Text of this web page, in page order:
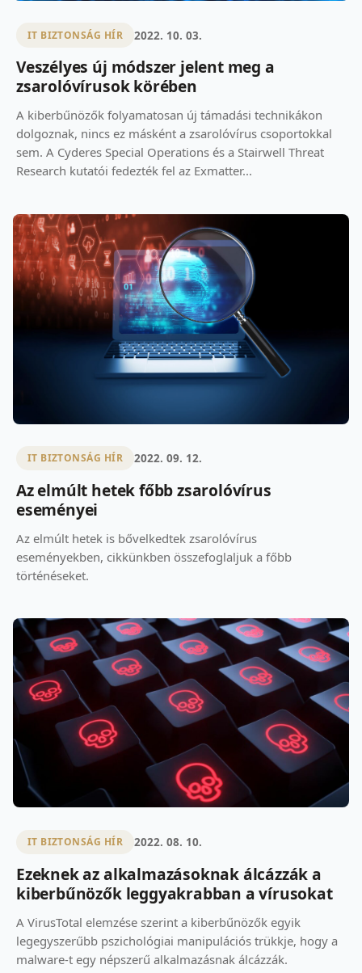
IT BIZTONSÁG HÍR 2022. 10. 03.
Veszélyes új módszer jelent meg a
zsarolóvírusok körében
A kiberbűnözők folyamatosan új támadási technikákon
dolgoznak, nincs ez másként a zsarolóvírus csoportokkal
sem. A Cyderes Special Operations és a Stairwell Threat
Research kutatói fedezték fel az Exmatter...
IT BIZTONSÁG HÍR 2022. 09. 12.
Az elmúlt hetek főbb zsarolóvírus
eseményei
Az elmúlt hetek is bővelkedtek zsarolóvírus
eseményekben, cikkünkben összefoglaljuk a főbb
történéseket.
IT BIZTONSÁG HÍR 2022. 08. 10.
Ezeknek az alkalmazásoknak álcázzák a
kiberbűnözők leggyakrabban a vírusokat
A VirusTotal elemzése szerint a kiberbűnözők egyik
legegyszerűbb pszichológiai manipulációs trükkje, hogy a
malware-t egy népszerű alkalmazásnak álcázzák.